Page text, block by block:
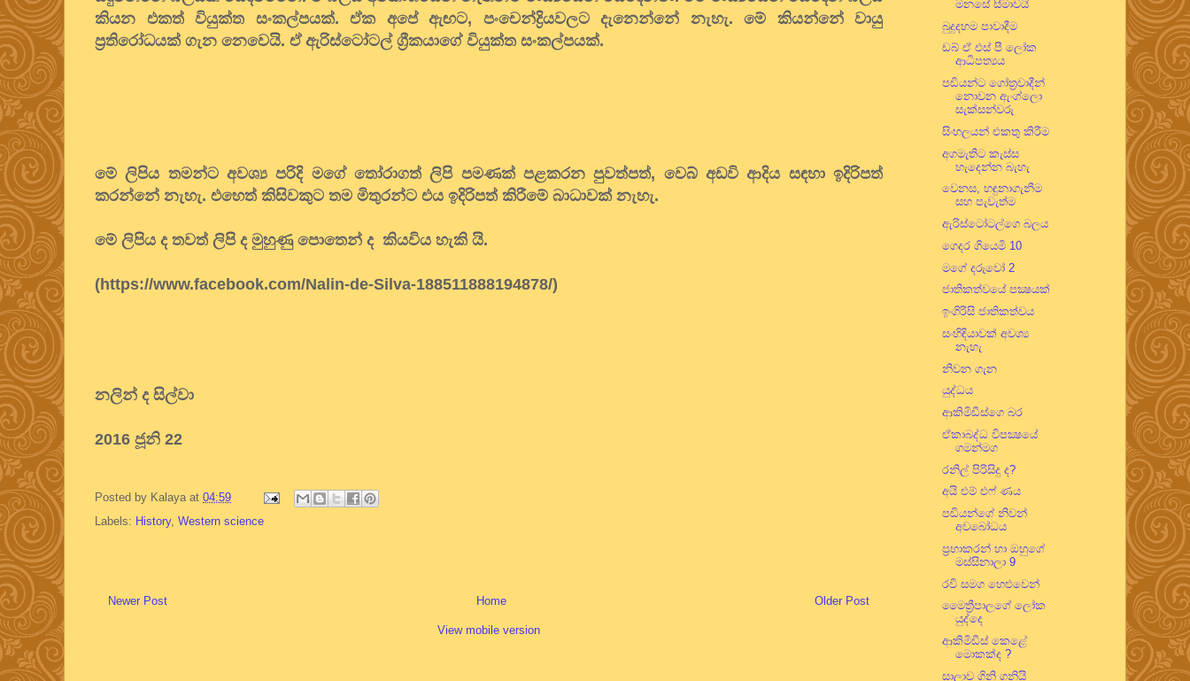
කියන එකත් වියුක්ත සංකල්පයක්. ඒක අපේ ඇඟට, පංචෙන්ද්‍රියවලට දැනෙන්නේ නැහැ. මේ කියන්නේ වායු
ප්‍රතිරෝධයක් ගැන නෙවෙයි. ඒ ඇරිස්ටෝටල් ග්‍රීකයාගේ වියුක්ත සංකල්පයක්.
මේ ලිපිය තමන්ට අවශ්‍ය පරිදි මගේ තෝරාගත් ලිපි පමණක් පළකරන පුවත්පත්, වෙබ් අඩවි ආදිය සඳහා ඉදිරිපත්
කරන්නේ නැහැ. එහෙත් කිසිවකුට තම මිතුරන්ට එය ඉදිරිපත් කිරීමේ බාධාවක් නැහැ.
මේ ලිපිය ද තවත් ලිපි ද මුහුණු පොතෙන් ද කියවිය හැකි යි.
(https://www.facebook.com/Nalin-de-Silva-188511888194878/)
නලින් ද සිල්වා
2016 ජූනි 22
Posted by Kalaya at 04:59
Labels: History, Western science
Newer Post Older Post
Home
View mobile version
මනසේ සීමාවයි
බුදුදහම පාවාදීම
ඩබ් ඒ එස් පී ලෝක
ආධිපත්‍යය
පඬියන්ට ගෝත්‍රවාදීන්
නොවන ඇංග්ලො
සැක්සන්වරු
සිංහලයන් එකතු කිරීම
අගමැතිට කැස්ස
හැදෙන්න බැහැ
වෙනස, හඳුනාගැනීම
සහ පැවැත්ම
ඇරිස්ටෝටල්ගෙ බලය
ගෙදර ගියෙමි 10
මගේ දරුවෝ 2
ජාතිකත්වයේ පක්‍ෂයක්
ඉංගිරිසි ජාතිකත්වය
සංහිඳියාවක් අවශ්‍ය
නැහැ
නිවන ගැන
යුද්ධය
ආකිමිඩීස්ගෙ බර
ඒකාබද්ධ විපක්‍ෂයේ
ගමන්මග
රනිල් පිරිසිදු ද?
අයි එම් එෆ් ණය
පඬියන්ගේ නිවන්
අවබෝධය
ප්‍රභාකරන් හා ඔහුගේ
මස්සිනාලා 9
රවි සමග හෙළුවෙන්
මෛත්‍රීපාලගේ ලෝක
යුද්දෙ
ආකිමිඩීස් කෙළේ
මොකක්ද ?
සාලාව ගිනි ගනියි